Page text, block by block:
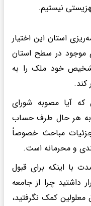
نیستیم‌.
استان این اختیار
موجود در سطح استان
خود ملک را به
کند.
آیا مصوبه شورای
به هر حال طرف حساب
مباحث خصوصاً
و محرمانه است.
با اینکه برای قبول
داشتید چرا از جامعه‌
معلولین کمک نگرفتید،